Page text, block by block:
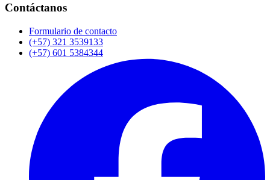
Contáctanos
Formulario de contacto
(+57) 321 3539133
(+57) 601 5384344